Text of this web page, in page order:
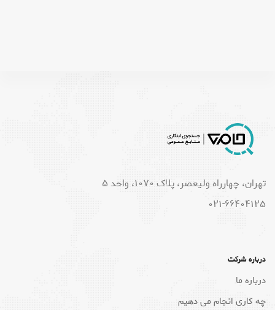
تهران، چهارراه ولیعصر، پلاک 1070، واحد 5
021-66404125
درباره شرکت
درباره ما
چه کاری انجام می دهیم